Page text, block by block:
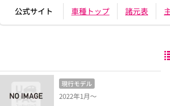
公式サイト 車種トップ 諸元表
現行モデル
2022年1月～